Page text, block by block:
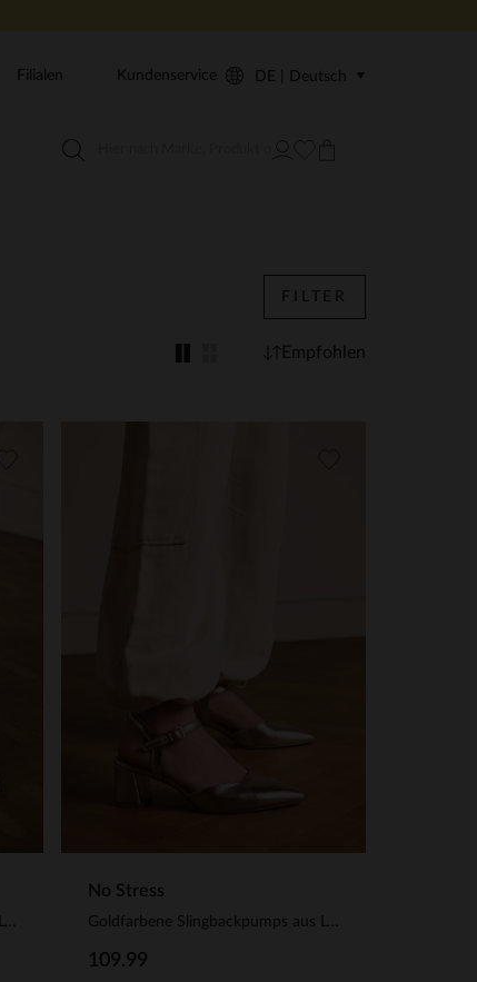
Filialen Kundenservice DE | Deutsch
FILTER
Empfohlen
Goldfarbene Slingbackpumps aus Leder
No Stress
109.99